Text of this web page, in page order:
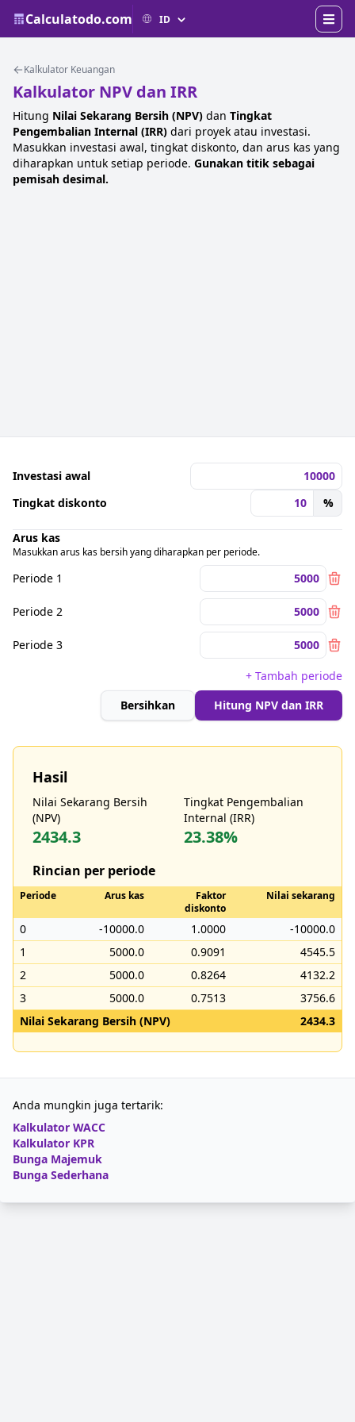
Calculatodo.com
Kalkulator Keuangan
Kalkulator NPV dan IRR
Hitung Nilai Sekarang Bersih (NPV) dan Tingkat
Pengembalian Internal (IRR) dari proyek atau investasi.
Masukkan investasi awal, tingkat diskonto, dan arus kas yang
diharapkan untuk setiap periode. Gunakan titik sebagai
pemisah desimal.
Investasi awal
Tingkat diskonto
%
Arus kas
Masukkan arus kas bersih yang diharapkan per periode.
Periode 1
Periode 2
Periode 3
+ Tambah periode
Bersihkan
Hitung NPV dan IRR
Hasil
Nilai Sekarang Bersih
(NPV)
2434.3
Tingkat Pengembalian
Internal (IRR)
23.38%
Rincian per periode
Periode Arus kas
Faktor
diskonto
Nilai sekarang
0 -10000.0 1.0000
-10000.0
1
5000.0 0.9091
4545.5
2
5000.0 0.8264
4132.2
3
5000.0 0.7513
3756.6
Nilai Sekarang Bersih (NPV)
2434.3
Anda mungkin juga tertarik:
Kalkulator WACC
Kalkulator KPR
Bunga Majemuk
Bunga Sederhana